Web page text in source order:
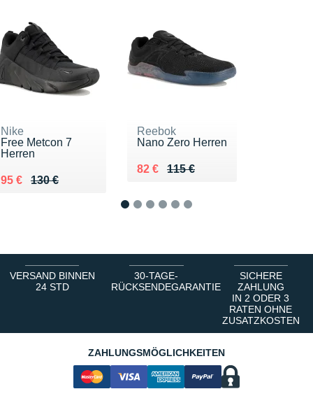
Nike
Free Metcon 7
Herren
130 €
Au lieu de 130 €
95 €
Vendu 95 €
Reebok
Nano Zero Herren
115 €
Au lieu de 115 €
82 €
Vendu 82 €
VERSAND BINNEN
24 STD
30-TAGE-
RÜCKSENDEGARANTIE
SICHERE
ZAHLUNG
IN 2 ODER 3
RATEN OHNE
ZUSATZKOSTEN
ZAHLUNGSMÖGLICHKEITEN